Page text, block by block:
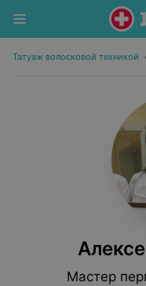
Татуаж волосковой техникой
Мастер